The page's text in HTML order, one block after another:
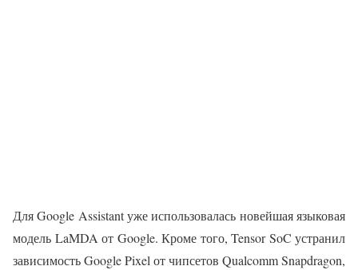
Для Google Assistant уже использовалась новейшая языковая
модель LaMDA от Google. Кроме того, Tensor SoC устранил
зависимость Google Pixel от чипсетов Qualcomm Snapdragon,